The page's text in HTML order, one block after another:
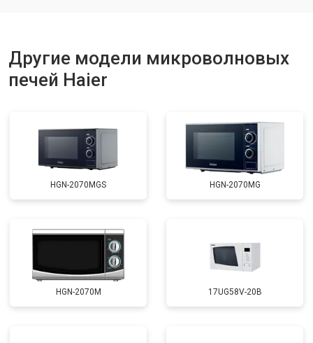
Другие модели микроволновых
печей Haier
HGN-2070MGS HGN-2070MG
HGN-2070M 17UG58V-20B